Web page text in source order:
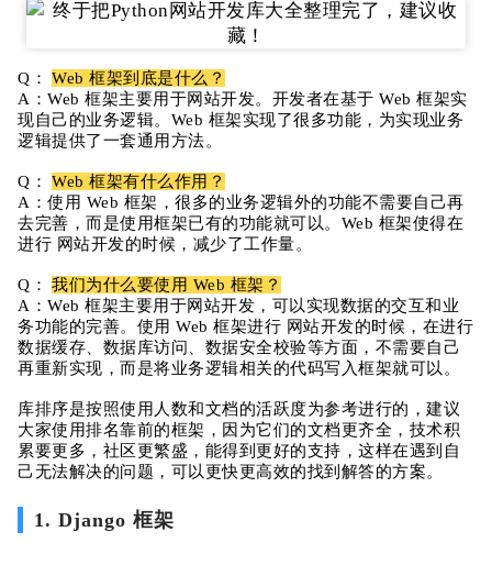
Q：
Web 框架到底是什么？
A：Web 框架主要用于网站开发。开发者在基于 Web 框架实
现自己的业务逻辑。Web 框架实现了很多功能，为实现业务
逻辑提供了一套通用方法。
Q：
Web 框架有什么作用？
A：使用 Web 框架，很多的业务逻辑外的功能不需要自己再
去完善，而是使用框架已有的功能就可以。Web 框架使得在
进行 网站开发的时候，减少了工作量。
Q：
我们为什么要使用 Web 框架？
A：Web 框架主要用于网站开发，可以实现数据的交互和业
务功能的完善。使用 Web 框架进行 网站开发的时候，在进行
数据缓存、数据库访问、数据安全校验等方面，不需要自己
再重新实现，而是将业务逻辑相关的代码写入框架就可以。
库排序是按照使用人数和文档的活跃度为参考进行的， 建议
大家使用排名靠前的框架，因为它们的文档更齐全，技术积
累要更多，社区更繁盛，能得到更好的支持，这样在遇到自
己无法解决的问题，可以更快更高效的找到解答的方案。
1. Django 框架